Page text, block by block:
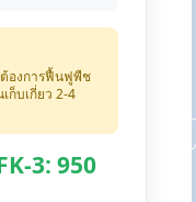
ต้องการฟื้นฟูพืช
ก็บเกี่ยว 2-4
3: 950